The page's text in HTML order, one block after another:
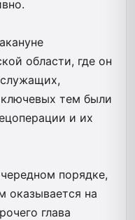
области, где он
тем были
и их
порядке,
оказывается на
глава